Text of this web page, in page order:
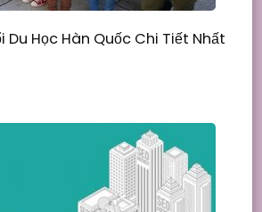
Du Học Hàn Quốc Chi Tiết Nhất